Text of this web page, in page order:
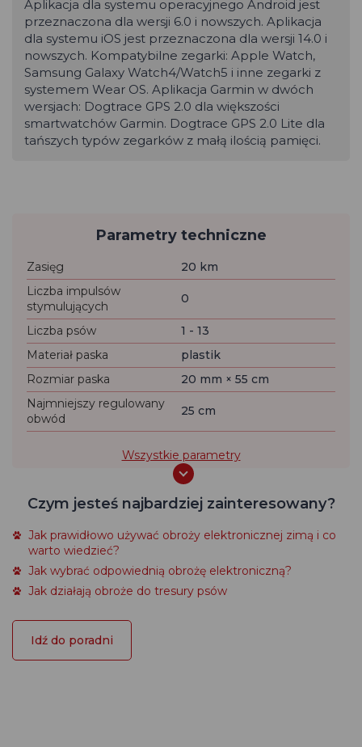
Aplikacja dla systemu operacyjnego Android jest
przeznaczona dla wersji 6.0 i nowszych. Aplikacja
dla systemu iOS jest przeznaczona dla wersji 14.0 i
nowszych. Kompatybilne zegarki: Apple Watch,
Samsung Galaxy Watch4/Watch5 i inne zegarki z
systemem Wear OS. Aplikacja Garmin w dwóch
wersjach: Dogtrace GPS 2.0 dla większości
smartwatchów Garmin. Dogtrace GPS 2.0 Lite dla
tańszych typów zegarków z małą ilością pamięci.
Parametry techniczne
Zasięg
20 km
Liczba impulsów
stymulujących
0
Liczba psów
1 - 13
Materiał paska
plastik
Rozmiar paska
20 mm × 55 cm
Najmniejszy regulowany
obwód
25 cm
Wszystkie parametry
Czym jesteś najbardziej zainteresowany?
Jak prawidłowo używać obroży elektronicznej zimą i co
warto wiedzieć?
Jak wybrać odpowiednią obrożę elektroniczną?
Jak działają obroże do tresury psów
Idź do poradni